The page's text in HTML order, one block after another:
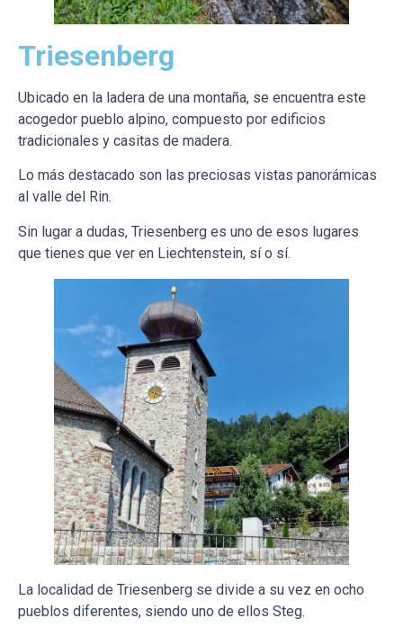
Triesenberg
Ubicado en la ladera de una montaña, se encuentra este
acogedor pueblo alpino, compuesto por edificios
tradicionales y casitas de madera.
Lo más destacado son las preciosas vistas panorámicas
al valle del Rin.
Sin lugar a dudas, Triesenberg es uno de esos lugares
que tienes que ver en Liechtenstein, sí o sí.
La localidad de Triesenberg se divide a su vez en ocho
pueblos diferentes, siendo uno de ellos Steg.